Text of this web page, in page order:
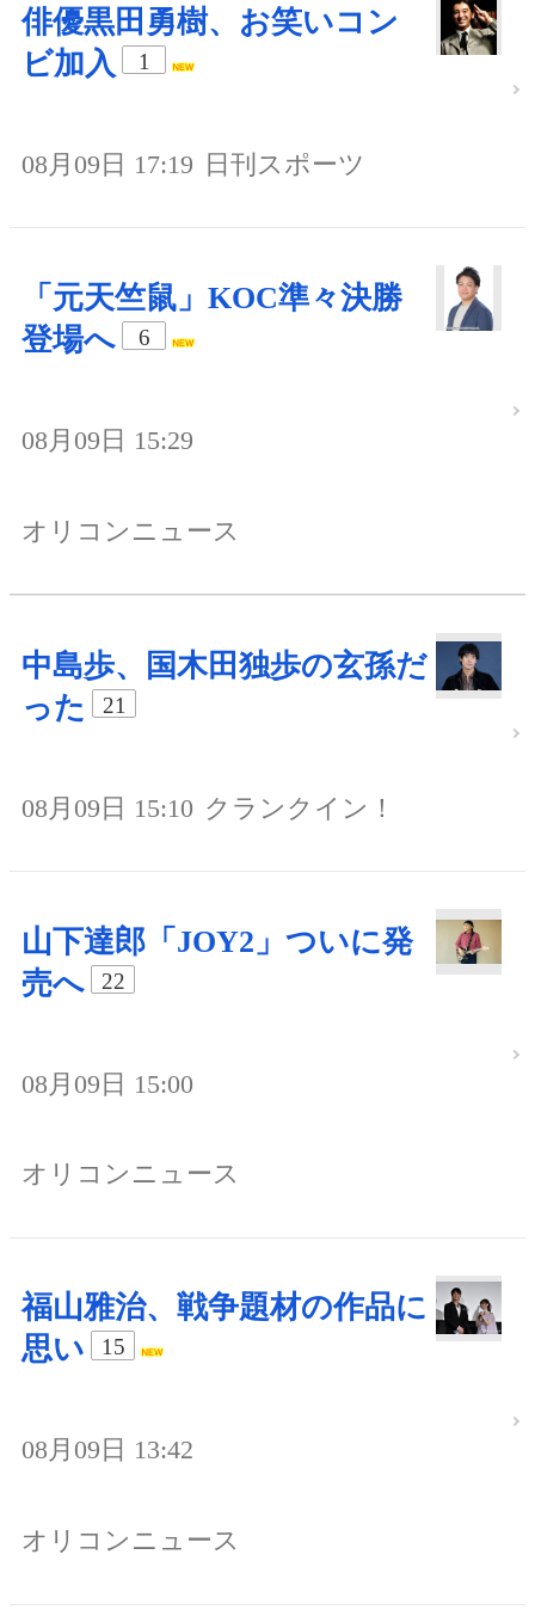
俳優黒田勇樹、お笑いコン
ビ加入
1
08月09日 17:19 日刊スポーツ
「元天竺鼠」KOC準々決勝
登場へ
6
08月09日 15:29
オリコンニュース
中島歩、国木田独歩の玄孫だ
った
21
08月09日 15:10 クランクイン！
山下達郎「JOY2」ついに発
売へ
22
08月09日 15:00
オリコンニュース
福山雅治、戦争題材の作品に
思い
15
08月09日 13:42
オリコンニュース